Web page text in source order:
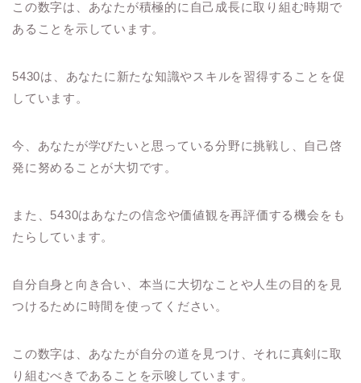
この数字は、あなたが積極的に自己成長に取り組む時期で
あることを示しています。
5430は、あなたに新たな知識やスキルを習得することを促
しています。
今、あなたが学びたいと思っている分野に挑戦し、自己啓
発に努めることが大切です。
また、5430はあなたの信念や価値観を再評価する機会をも
たらしています。
自分自身と向き合い、本当に大切なことや人生の目的を見
つけるために時間を使ってください。
この数字は、あなたが自分の道を見つけ、それに真剣に取
り組むべきであることを示唆しています。